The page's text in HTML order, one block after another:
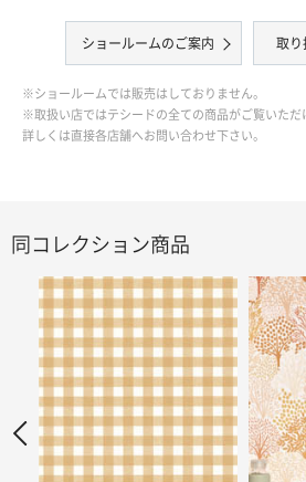
ショールームのご案内 取り
※ショールームでは販売はしておりません。
※取扱い店ではテシードの全ての商品がご覧いただ
詳しくは直接各店舗へお問い合わせ下さい。
同コレクション商品